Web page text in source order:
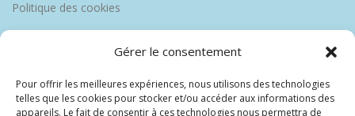
Gérer le consentement
Pour offrir les meilleures expériences, nous utilisons des technologies
telles que les cookies pour stocker et/ou accéder aux informations des
appareils. Le fait de consentir à ces technologies nous permettra de
Politique des cookies